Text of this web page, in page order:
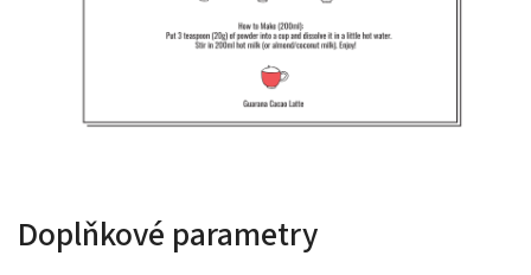
Doplňkové parametry